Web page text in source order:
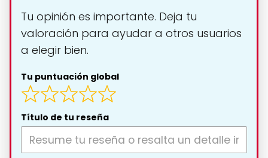
Tu opinión es importante. Deja tu
valoración para ayudar a otros usuarios
a elegir bien.
Tu puntuación global
Título de tu reseña